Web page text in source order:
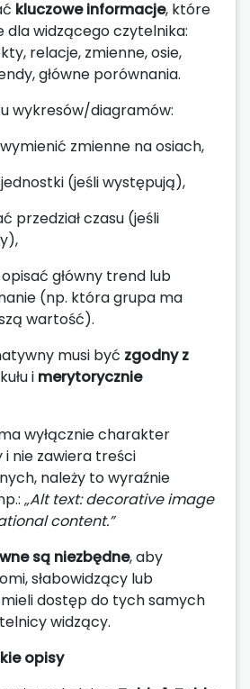
kluczowe informacje, które
dla widzącego czytelnika:
relacje, zmienne, osie,
główne porównania.
wykresów/diagramów:
zmienne na osiach,
(jeśli występują),
przedział czasu (jeśli
główny trend lub
(np. która grupa ma
wartość).
musi być zgodny z
i merytorycznie
wyłącznie charakter
nie zawiera treści
należy to wyraźnie
„Alt text: decorative image
content.”
są niezbędne, aby
słabowidzący lub
dostęp do tych samych
widzący.
opisy